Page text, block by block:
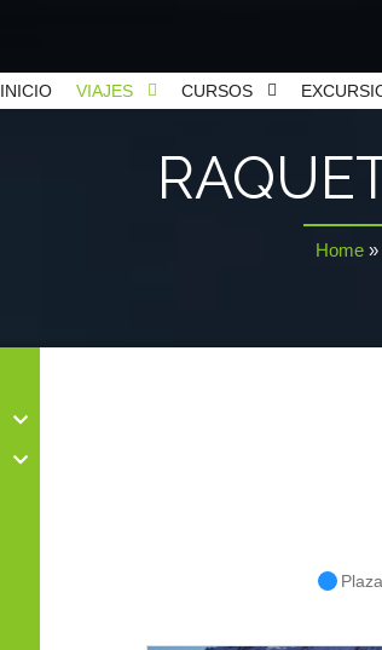
INICIO VIAJES CURSOS
Home »